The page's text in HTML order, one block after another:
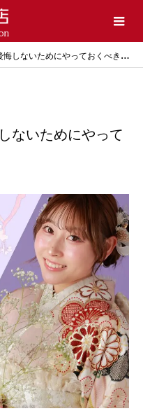
いためにやっておくべきこと 深谷本店
ないためにやって